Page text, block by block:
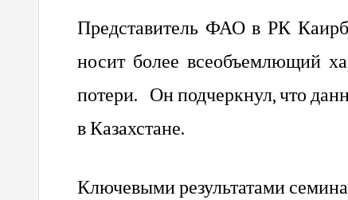
Представитель ФАО в РК
носит более всеобъемлющий
потери. Он подчеркнул, что
в Казахстане.
Ключевыми результатами